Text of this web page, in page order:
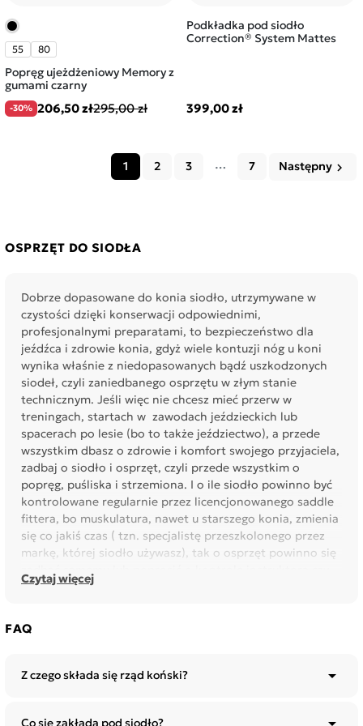
55 80
Popręg ujeżdżeniowy Memory z
gumami czarny
-30% 206,50 zł295,00 zł
Podkładka pod siodło
Correction® System Mattes
399,00 zł
1 2 3 … 7 Następny keyboard_arrow_right
OSPRZĘT DO SIODŁA
Dobrze dopasowane do konia siodło, utrzymywane w
czystości dzięki konserwacji odpowiednimi,
profesjonalnymi preparatami, to bezpieczeństwo dla
jeźdźca i zdrowie konia, gdyż wiele kontuzji nóg u koni
wynika właśnie z niedopasowanych bądź uszkodzonych
siodeł, czyli zaniedbanego osprzętu w złym stanie
technicznym. Jeśli więc nie chcesz mieć przerw w
treningach, startach w zawodach jeździeckich lub
spacerach po lesie (bo to także jeździectwo), a przede
wszystkim dbasz o zdrowie i komfort swojego przyjaciela,
zadbaj o siodło i osprzęt, czyli przede wszystkim o
popręg, puśliska i strzemiona. I o ile siodło powinno być
kontrolowane regularnie przez licencjonowanego saddle
fittera, bo muskulatura, nawet u starszego konia, zmienia
się co jakiś czas ( tzn. specjalistę przeszkolonego przez
markę, której siodło używasz), tak o osprzęt powinno się
bardziej doświadczonego jeźdźca.
użyciu. To, co można umyć (np. wędzidło) powinno być
ochraniacze). Mniej zabrudzony sprzęt jeździecki
którą kupimy w sklepie jeździeckim.
Czytaj więcej
FAQ
Z czego składa się rząd koński? 